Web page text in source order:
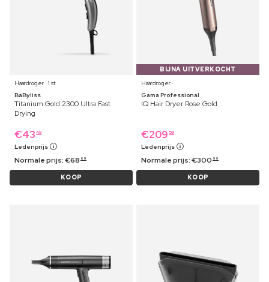
Haardroger ⋅ 1 st
BaByliss
Titanium Gold 2300 Ultra Fast
Drying
€43 49
Ledenprijs
Normale prijs:€68 69
KOOP
BIJNA UITVERKOCHT
Haardroger ⋅
Gama Professional
IQ Hair Dryer Rose Gold
€209 59
Ledenprijs
Normale prijs:€300 99
KOOP